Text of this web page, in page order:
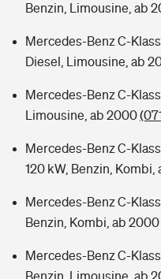
Benzin, Limousine, ab
Mercedes-Benz C-
Diesel, Limousine, ab
Mercedes-Benz C-
Limousine, ab 2000
Mercedes-Benz C-
120 kW, Benzin, Kombi,
Mercedes-Benz C-
Benzin, Kombi, ab 2000
Mercedes-Benz C-
Benzin, Limousine, ab